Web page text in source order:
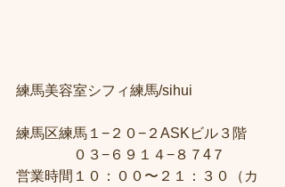
練馬美容室シフィ練馬/sihui
練馬区練馬１−２０−２ASKビル３階
０３−６９１４−８７4７
営業時間１０：００〜２１：３０（カ